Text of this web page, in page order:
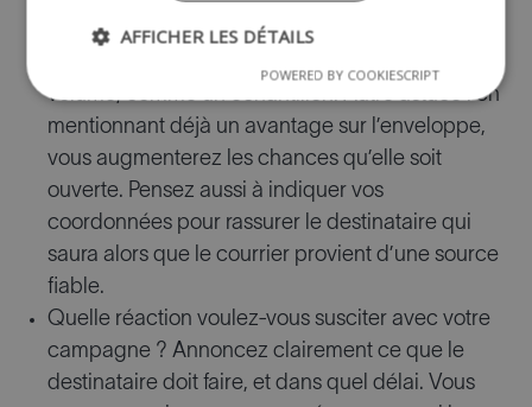
susciter leur curiosité. Choisissez une enveloppe
volume, comme un échantillon. Autre astuce : en
mentionnant déjà un avantage sur l’enveloppe,
vous augmenterez les chances qu’elle soit
ouverte. Pensez aussi à indiquer vos
coordonnées pour rassurer le destinataire qui
saura alors que le courrier provient d’une source
fiable.
Quelle réaction voulez-vous susciter avec votre
campagne ? Annoncez clairement ce que le
destinataire doit faire, et dans quel délai. Vous
AFFICHER LES DÉTAILS
POWERED BY COOKIESCRIPT